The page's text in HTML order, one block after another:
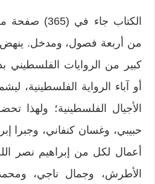
الكتاب جاء في
من أربعة فصول، ومدخل. ينهض
كبير من الروايات الفلسطيني
أو آباء الرواية الفلسطينية،
الأجيال الفلسطينية؛ ولهذا
حبيبي، وغسان كنفاني، وجبرا
أعمال لكل من إبراهيم نصر
الأطرش، وجمال ناجي،